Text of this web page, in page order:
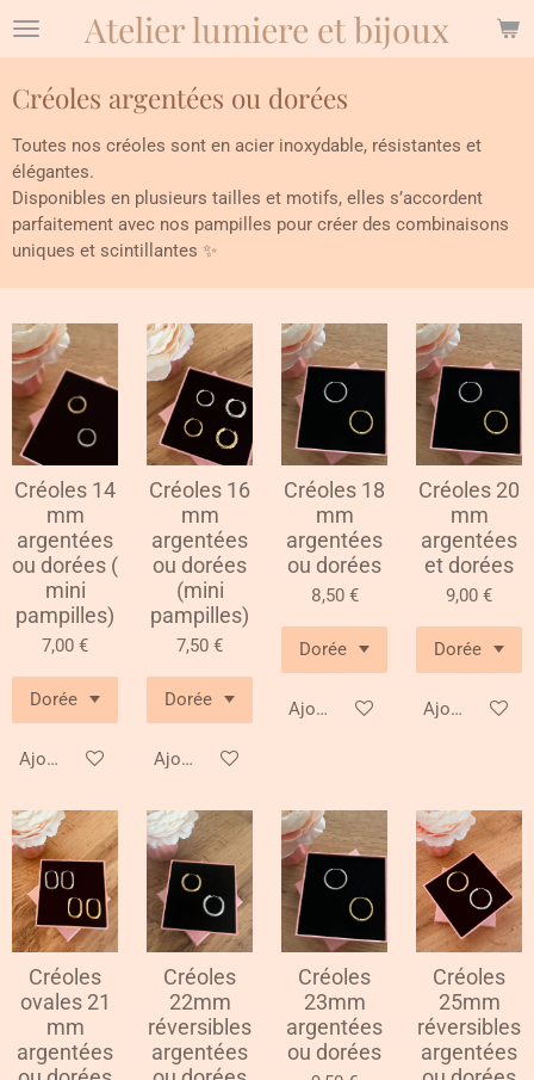
Passer
principal
Atelier lumiere et bijoux
Créoles argentées ou dorées
Toutes nos créoles sont en acier inoxydable, résistantes et
élégantes.
Disponibles en plusieurs tailles et motifs, elles s’accordent
parfaitement avec nos pampilles pour créer des combinaisons
uniques et scintillantes ✨
Créoles 14
mm
argentées
ou dorées (
mini
pampilles)
7,00 €
Ajouter au panier
Créoles 16
mm
argentées
ou dorées
(mini
pampilles)
7,50 €
Ajouter au panier
Créoles 18
mm
argentées
ou dorées
8,50 €
Ajouter au panier
Créoles 20
mm
argentées
et dorées
9,00 €
Ajouter au
Créoles
ovales 21
mm
argentées
Créoles
22mm
réversibles
argentées
Créoles
23mm
argentées
ou dorées
Créoles
25mm
réversibles
argentées